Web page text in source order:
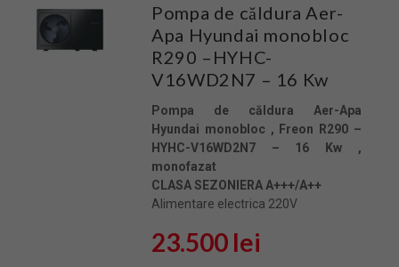
Pompa de căldura Aer-
Apa Hyundai monobloc
R290 –HYHC-
V16WD2N7 – 16 Kw
Pompa de căldura Aer-Apa
Hyundai monobloc , Freon R290 –
HYHC-V16WD2N7 – 16 Kw ,
monofazat
CLASA SEZONIERA A+++/A++
Alimentare electrica 220V
23.500 lei